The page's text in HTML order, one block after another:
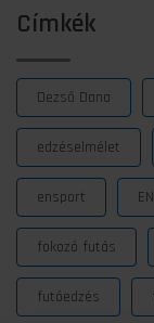
Címkék
Dezső Dana
edzéselmélet
ensport
fokozó futás
futóedzés